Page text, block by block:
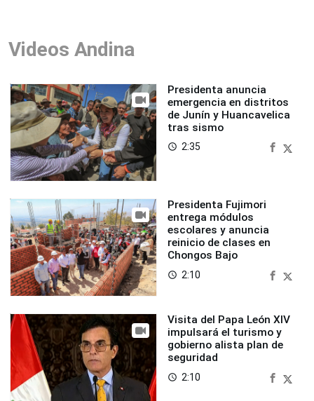
Videos Andina
Presidenta anuncia
emergencia en distritos
de Junín y Huancavelica
tras sismo
access_time 2:35
Presidenta Fujimori
entrega módulos
escolares y anuncia
reinicio de clases en
Chongos Bajo
access_time 2:10
Visita del Papa León XIV
impulsará el turismo y
gobierno alista plan de
seguridad
access_time 2:10